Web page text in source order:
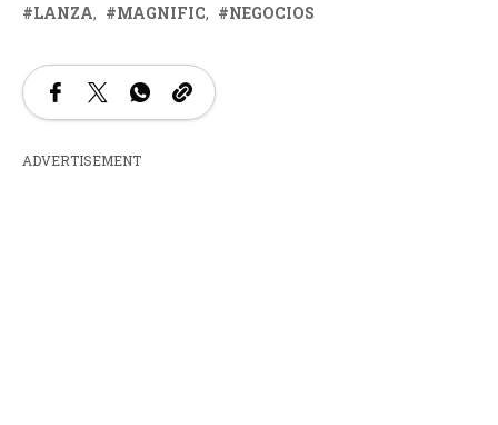
LANZA
MAGNIFIC NEGOCIOS
ADVERTISEMENT